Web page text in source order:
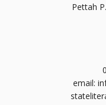
Pettah
email: